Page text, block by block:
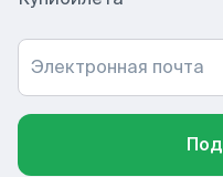
Электронная почта